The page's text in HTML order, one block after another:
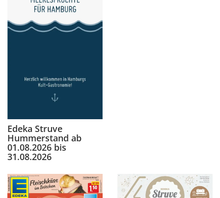
Edeka Struve
Hummerstand ab
01.08.2026 bis
31.08.2026